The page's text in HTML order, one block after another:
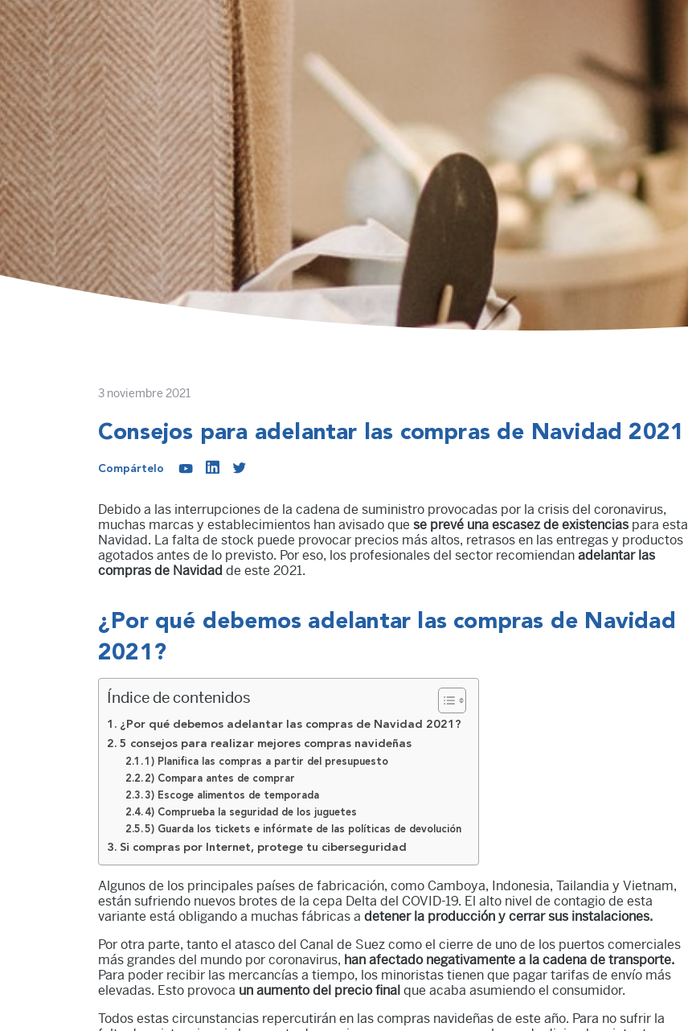
3 noviembre 2021
Consejos para adelantar las compras de Navidad 2021
Compártelo
Debido a las interrupciones de la cadena de suministro provocadas por la crisis del coronavirus,
muchas marcas y establecimientos han avisado que se prevé una escasez de existencias para esta
Navidad. La falta de stock puede provocar precios más altos, retrasos en las entregas y productos
agotados antes de lo previsto. Por eso, los profesionales del sector recomiendan adelantar las
compras de Navidad de este 2021.
¿Por qué debemos adelantar las compras de Navidad
2021?
Índice de contenidos
¿Por qué debemos adelantar las compras de Navidad 2021?
5 consejos para realizar mejores compras navideñas
1) Planifica las compras a partir del presupuesto
2) Compara antes de comprar
3) Escoge alimentos de temporada
4) Comprueba la seguridad de los juguetes
5) Guarda los tickets e infórmate de las políticas de devolución
Si compras por Internet, protege tu ciberseguridad
Algunos de los principales países de fabricación, como Camboya, Indonesia, Tailandia y Vietnam,
están sufriendo nuevos brotes de la cepa Delta del COVID-19. El alto nivel de contagio de esta
variante está obligando a muchas fábricas a detener la producción y cerrar sus instalaciones.
Por otra parte, tanto el atasco del Canal de Suez como el cierre de uno de los puertos comerciales
más grandes del mundo por coronavirus, han afectado negativamente a la cadena de transporte.
Para poder recibir las mercancías a tiempo, los minoristas tienen que pagar tarifas de envío más
elevadas. Esto provoca un aumento del precio final que acaba asumiendo el consumidor.
Todos estas circunstancias repercutirán en las compras navideñas de este año. Para no sufrir la